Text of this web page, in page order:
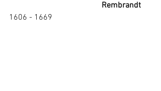
Rembrandt
1606 - 1669